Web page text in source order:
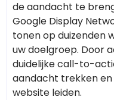
de aandacht te
Google Display
tonen op duizenden
uw doelgroep. Door
duidelijke call-to-
aandacht trekken
website leiden.